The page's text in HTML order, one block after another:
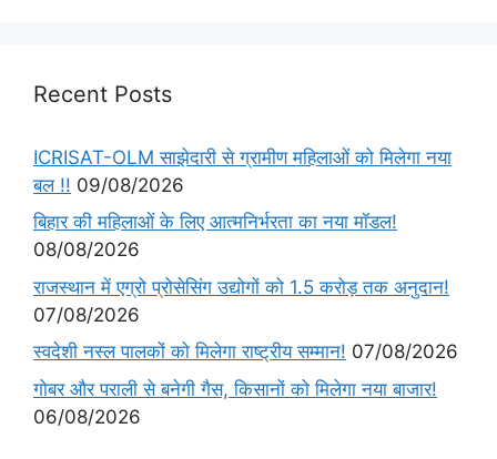
Recent Posts
ICRISAT-OLM साझेदारी से ग्रामीण महिलाओं को मिलेगा नया
बल !! 09/08/2026
बिहार की महिलाओं के लिए आत्मनिर्भरता का नया मॉडल!
08/08/2026
राजस्थान में एग्रो प्रोसेसिंग उद्योगों को 1.5 करोड़ तक अनुदान!
07/08/2026
स्वदेशी नस्ल पालकों को मिलेगा राष्ट्रीय सम्मान! 07/08/2026
गोबर और पराली से बनेगी गैस, किसानों को मिलेगा नया बाजार!
06/08/2026